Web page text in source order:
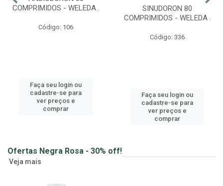
ANSIODORON 80
Faça seu login ou
cadastre-se para
ver preços e
SINUDORON 80
Faça seu login ou
cadastre-se para
ver preços e
Ofertas Negra Rosa - 30% off!
Veja mais